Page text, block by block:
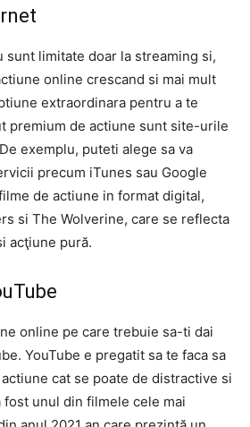
sunt limitate doar la streaming si,
online crescand si mai mult
extraordinara pentru a te
premium de actiune sunt site-urile
exemplu, puteti alege sa va
precum iTunes sau Google
de actiune in format digital,
si The Wolverine, care se reflecta
acţiune pură.
online pe care trebuie sa-ti dai
YouTube e pregatit sa te faca sa
cat se poate de distractive si
unul din filmele cele mai